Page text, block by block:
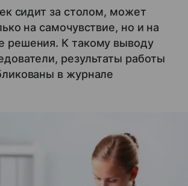
сидит за столом, может
на самочувствие, но и на
решения. К такому выводу
результаты работы
в журнале